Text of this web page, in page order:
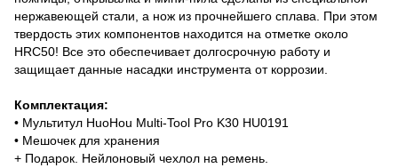
нержавеющей стали, а нож из прочнейшего сплава. При этом
твердость этих компонентов находится на отметке около
HRC50! Все это обеспечивает долгосрочную работу и
защищает данные насадки инструмента от коррозии.
Комплектация:
• Мультитул HuoHou Multi-Tool Pro K30 HU0191
• Мешочек для хранения
+ Подарок. Нейлоновый чехлол на ремень.